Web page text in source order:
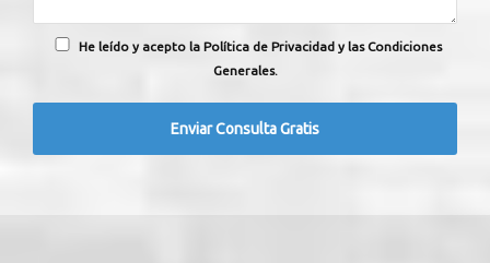
He leído y acepto la Política de Privacidad y las Condiciones
Generales.